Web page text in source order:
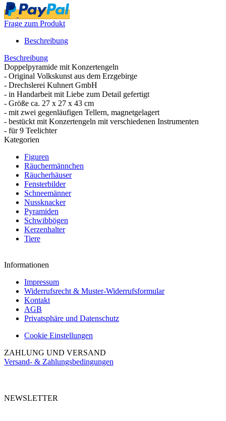
Frage zum Produkt
Beschreibung
Beschreibung
Doppelpyramide mit Konzertengeln
- Original Volkskunst aus dem Erzgebirge
- Drechslerei Kuhnert GmbH
- in Handarbeit mit Liebe zum Detail gefertigt
- Größe ca. 27 x 27 x 43 cm
- mit zwei gegenläufigen Tellern, magnetgelagert
- bestückt mit Konzertengeln mit verschiedenen Instrumenten
- für 9 Teelichter
Kategorien
Figuren
Räuchermännchen
Räucherhäuser
Fensterbilder
Schneemänner
Nussknacker
Pyramiden
Schwibbögen
Kerzenhalter
Tiere
Informationen
Impressum
Widerrufsrecht & Muster-Widerrufsformular
Kontakt
AGB
Privatsphäre und Datenschutz
Cookie Einstellungen
ZAHLUNG UND VERSAND
Versand- & Zahlungsbedingungen
NEWSLETTER